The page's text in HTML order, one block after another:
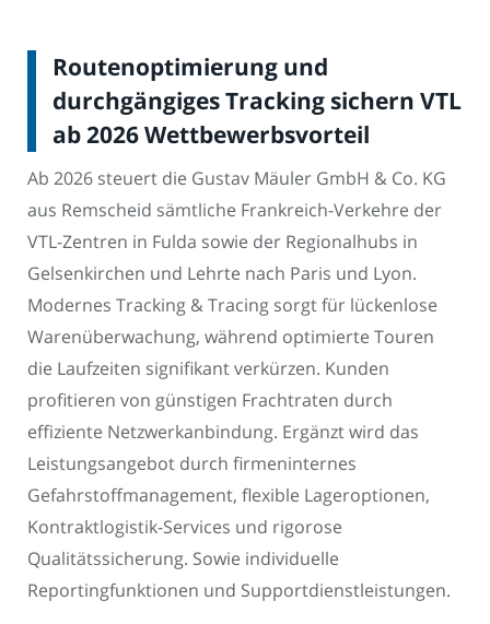
Routenoptimierung und
durchgängiges Tracking sichern VTL
ab 2026 Wettbewerbsvorteil
Ab 2026 steuert die Gustav Mäuler GmbH & Co. KG
aus Remscheid sämtliche Frankreich-Verkehre der
VTL-Zentren in Fulda sowie der Regionalhubs in
Gelsenkirchen und Lehrte nach Paris und Lyon.
Modernes Tracking & Tracing sorgt für lückenlose
Warenüberwachung, während optimierte Touren
die Laufzeiten signifikant verkürzen. Kunden
profitieren von günstigen Frachtraten durch
effiziente Netzwerkanbindung. Ergänzt wird das
Leistungsangebot durch firmeninternes
Gefahrstoffmanagement, flexible Lageroptionen,
Kontraktlogistik-Services und rigorose
Qualitätssicherung. Sowie individuelle
Reportingfunktionen und Supportdienstleistungen.